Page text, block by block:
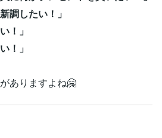
調したい！」
！」
！」
ありますよね🤗